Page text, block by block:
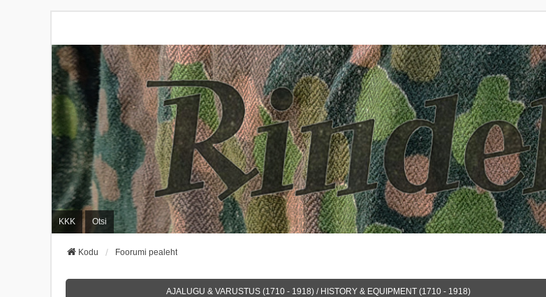
KKK Otsi
Kodu Foorumi pealeht
AJALUGU & VARUSTUS (1710 - 1918) / HISTORY & EQUIPMENT (1710 - 1918)